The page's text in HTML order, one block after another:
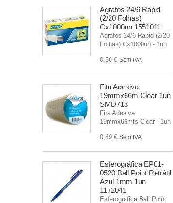
Agrafos 24/6 Rapid
(2/20 Folhas)
Cx1000un 1551011
Agrafos 24/6 Rapid (2/20
Folhas) Cx1000un - 1un
0,56 € Sem IVA
Fita Adesiva
19mmx66m Clear 1un
SMD713
Fita Adesiva
19mmx66mts Clear - 1un
0,49 € Sem IVA
Esferográfica EP01-
0520 Ball Point Retrátil
Azul 1mm 1un
1172041
Esferografica Ball Point